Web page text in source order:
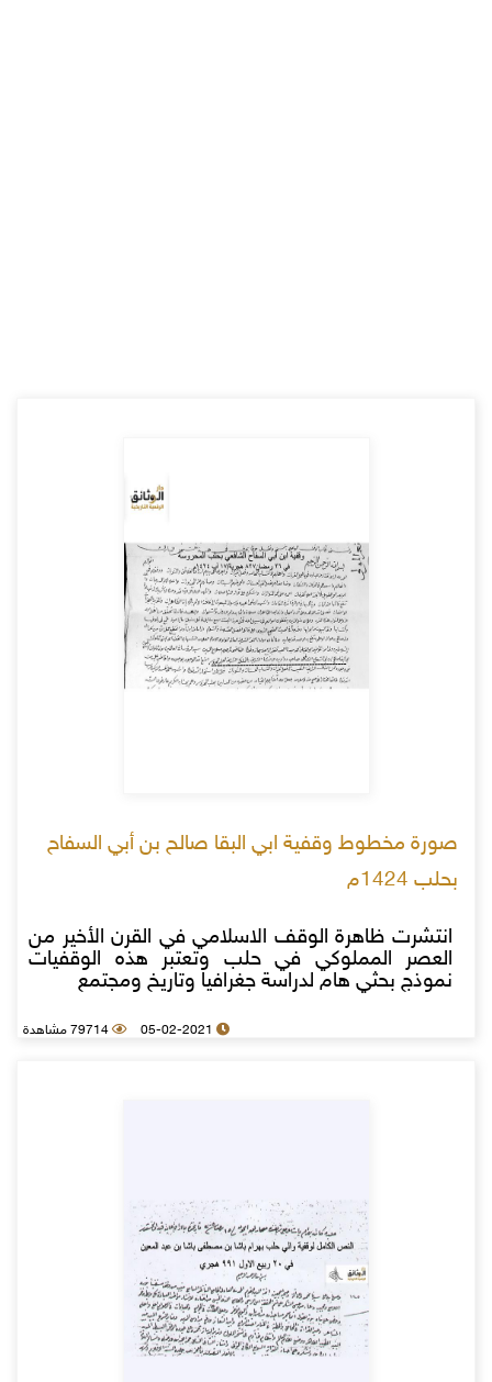
صورة مخطوط وقفية ابي البقا صالح بن أبي السفاح
بحلب 1424م
انتشرت ظاهرة الوقف الاسلامي في القرن الأخير من
العصر المملوكي في حلب وتعتبر هذه الوقفيات
نموذج بحثي هام لدراسة جغرافيا وتاريخ ومجتمع
05-02-2021 79714 مشاهدة